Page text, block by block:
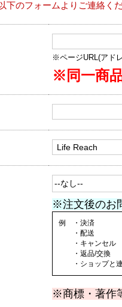
下のフォームよりご連絡く
※ページURL(アド
※同一商
※注文後のお
例 ・決済
・配送
・キャンセル
・返品/交換
・ショップと連
※商標・著作